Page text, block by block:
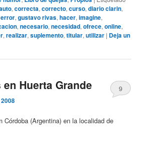
,correcta,correcto,curso,diario clarin,
error,gustavo rivas,hacer,imagine,
,necesario,necesidad,ofrece,online,
,realizar,suplemento,titular,utilizar | Deja un
Huerta Grande 9
Córdoba (Argentina) en la localidad de